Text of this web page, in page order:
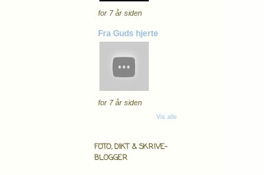
for 7 år siden
Fra Guds hjerte
for 7 år siden
Vis alle
FOTO, DIKT & SKRIVE-
BLOGGER